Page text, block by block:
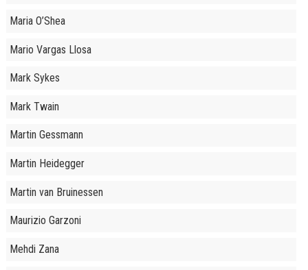
Maria O’Shea
Mario Vargas Llosa
Mark Sykes
Mark Twain
Martin Gessmann
Martin Heidegger
Martin van Bruinessen
Maurizio Garzoni
Mehdi Zana